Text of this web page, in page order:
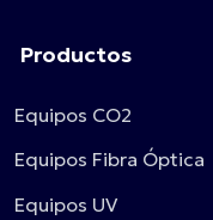
Productos
Equipos CO2
Equipos Fibra Óptica
Equipos UV